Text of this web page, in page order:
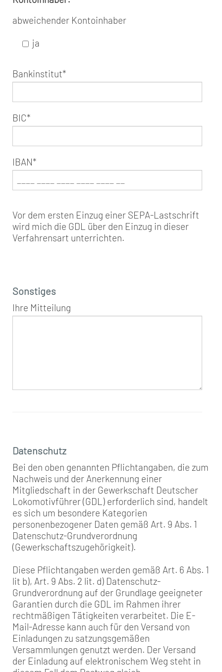
abweichender Kontoinhaber
ja
Bankinstitut*
BIC*
IBAN*
Vor dem ersten Einzug einer SEPA-Lastschrift
wird mich die GDL über den Einzug in dieser
Verfahrensart unterrichten.
Sonstiges
Ihre Mitteilung
Datenschutz
Bei den oben genannten Pflichtangaben, die zum
Nachweis und der Anerkennung einer
Mitgliedschaft in der Gewerkschaft Deutscher
Lokomotivführer (GDL) erforderlich sind, handelt
es sich um besondere Kategorien
personenbezogener Daten gemäß Art. 9 Abs. 1
Datenschutz-Grundverordnung
(Gewerkschaftszugehörigkeit).
Diese Pflichtangaben werden gemäß Art. 6 Abs. 1
lit b), Art. 9 Abs. 2 lit. d) Datenschutz-
Grundverordnung auf der Grundlage geeigneter
Garantien durch die GDL im Rahmen ihrer
rechtmäßigen Tätigkeiten verarbeitet. Die E-
Mail-Adresse kann auch für den Versand von
Einladungen zu satzungsgemäßen
Versammlungen genutzt werden. Der Versand
der Einladung auf elektronischem Weg steht in